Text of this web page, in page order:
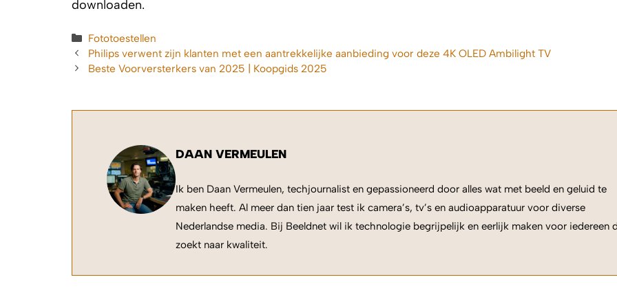
downloaden.
Categorieën
Fototoestellen
Philips verwent zijn klanten met een aantrekkelijke aanbieding voor deze 4K OLED Ambilight TV
Beste Voorversterkers van 2025 | Koopgids 2025
DAAN VERMEULEN
Ik ben Daan Vermeulen, techjournalist en gepassioneerd door alles wat met beeld en geluid te
maken heeft. Al meer dan tien jaar test ik camera’s, tv’s en audioapparatuur voor diverse
Nederlandse media. Bij Beeldnet wil ik technologie begrijpelijk en eerlijk maken voor iedereen
zoekt naar kwaliteit.